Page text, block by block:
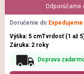
Odporúčame
Doručenie do:
Výška: 5 cmTvrdosť (1 až
Záruka: 2 roky
Doprava